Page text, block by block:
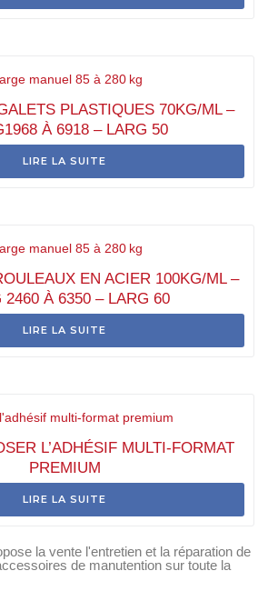
PLASTIQUES 70KG/ML –
À 6918 – LARG 50
LIRE LA SUITE
EN ACIER 100KG/ML –
2460 À 6350 – LARG 60
LIRE LA SUITE
L’ADHÉSIF MULTI-FORMAT
PREMIUM
LIRE LA SUITE
la vente l'entretien et la réparation de
de manutention sur toute la